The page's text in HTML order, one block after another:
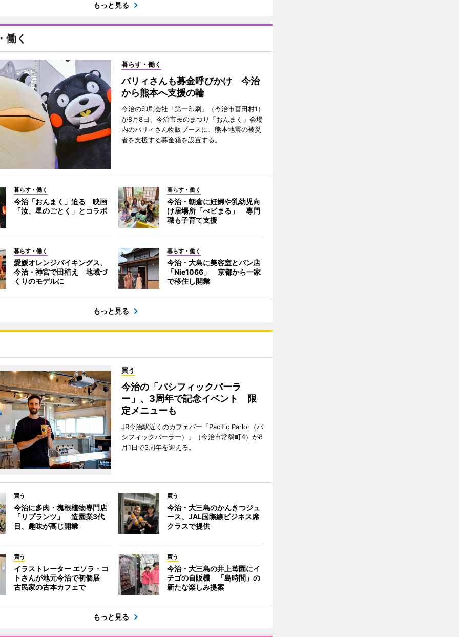
もっと見る
働く
暮らす・働く
バリィさんも募金呼びかけ 今治
から熊本へ支援の輪
今治の印刷会社「第一印刷」（今治市喜田村1）
が8月8日、今治市民のまつり「おんまく」会場
内のバリィさん物販ブースに、熊本地震の被災
者を支援する募金箱を設置する。
暮らす・働く
今治「おんまく」迫る 映画
「汝、星のごとく」とコラボ
暮らす・働く
今治・朝倉に妊婦や乳幼児向
け居場所「べビまる」 専門
職も子育て支援
暮らす・働く
愛媛オレンジバイキングス、
今治・神宮で田植え 地域づ
くりのモデルに
暮らす・働く
今治・大島に美容室とパン店
「Nie1066」 京都から一家
で移住し開業
もっと見る
買う
今治の「パシフィックパーラ
ー」、3周年で記念イベント 限
定メニューも
JR今治駅近くのカフェバー「Pacific Parlor（パ
シフィックパーラー）」（今治市常盤町4）が8
月1日で3周年を迎える。
買う
今治に多肉・塊根植物専門店
「リプランツ」 造園業3代
目、趣味が高じ開業
買う
今治・大三島のかんきつジュ
ース、JAL国際線ビジネス席
クラスで提供
買う
イラストレーター エソラ・コ
トさんが地元今治で初個展
古民家の古本カフェで
買う
今治・大三島の井上苺園にイ
チゴの自販機 「島時間」の
新たな楽しみ提案
もっと見る